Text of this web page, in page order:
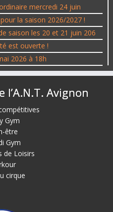
mercredi 24 juin
la saison 2026/2027 !
saison les 20 et 21 juin 206
est ouverte !
2026 à 18h
l’A.N.T. Avignon
Gym
être
Gym
de Loisirs
cirque